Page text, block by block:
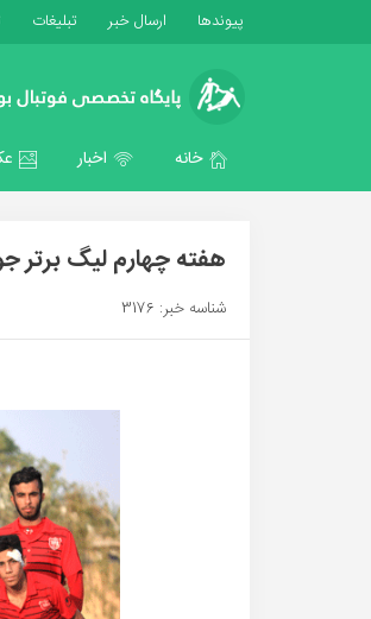
پیوندها ارسال خبر تبلیغات
خانه اخبار
هفته چهارم لیگ برتر
شناسه خبر: 3176